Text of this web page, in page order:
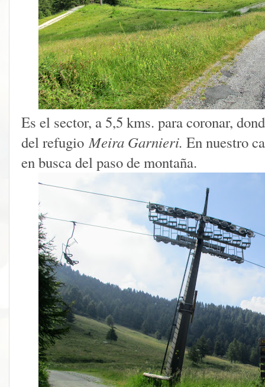
Es el sector, a 5,5 kms. para coronar,
del refugioMeira Garnieri. En nuestro
en busca del paso de montaña.